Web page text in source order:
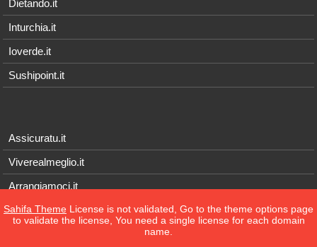
Dietando.it
Inturchia.it
Ioverde.it
Sushipoint.it
Assicuratu.it
Viverealmeglio.it
Arrangiamoci.it
Tecnichef.it
Sahifa Theme License is not validated, Go to the theme options page
to validate the license, You need a single license for each domain
name.